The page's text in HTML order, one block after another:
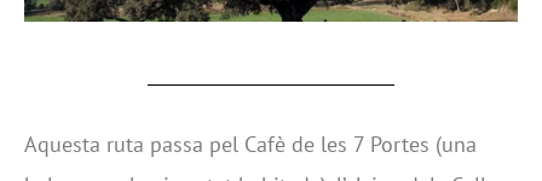
Aquesta ruta passa pel Cafè de les 7 Portes (una